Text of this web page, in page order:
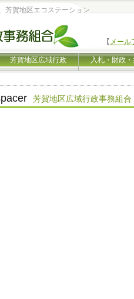
芳賀地区エコステーション
【 メール
芳賀地区広域行政 入札・財政・
芳賀地区広域行政事務